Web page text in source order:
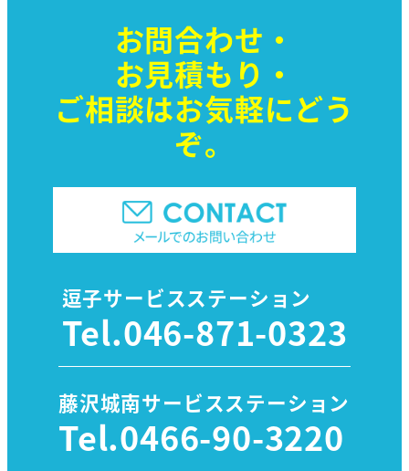
お問合わせ・
お見積もり・
ご相談はお気軽にどう
ぞ。
逗子サービスステーション
Tel.046-871-0323
藤沢城南サービスステーション
Tel.0466-90-3220